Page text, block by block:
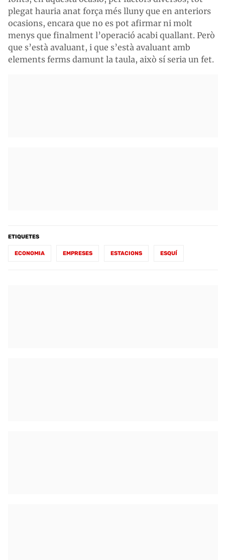
plegat hauria anat força més lluny que en anteriors
ocasions, encara que no es pot afirmar ni molt
menys que finalment l’operació acabi quallant. Però
que s’està avaluant, i que s’està avaluant amb
elements ferms damunt la taula, això sí seria un fet.
ETIQUETES
ECONOMIA EMPRESES ESTACIONS ESQUÍ